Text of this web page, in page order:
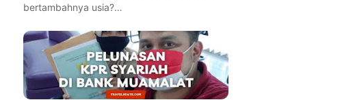
bertambahnya usia?…